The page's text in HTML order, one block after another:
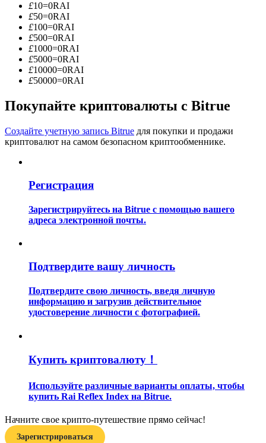
Информация
Анализ больших данных, включая торговую информацию
и т. д.
Гид
Руководство для начинающих по фьючерсам
Узнайте, как оставаться прибыльным
£10=0RAI
£50=0RAI
£100=0RAI
£500=0RAI
£1000=0RAI
£5000=0RAI
£10000=0RAI
£50000=0RAI
Покупайте криптовалюты с Bitrue
Создайте учетную запись Bitrue для покупки и продажи
криптовалют на самом безопасном криптообменнике.
Регистрация
Зарегистрируйтесь на Bitrue с помощью вашего
адреса электронной почты.
Подтвердите вашу личность
Подтвердите свою личность, введя личную
информацию и загрузив действительное
удостоверение личности с фотографией.
Купить криптовалюту！
Используйте различные варианты оплаты, чтобы
купить Rai Reflex Index на Bitrue.
Начните свое крипто-путешествие прямо сейчас!
Зарегистрироваться